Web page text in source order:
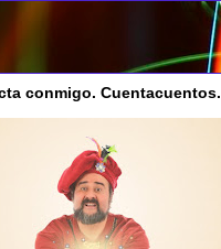
conmigo. Cuentacuentos.